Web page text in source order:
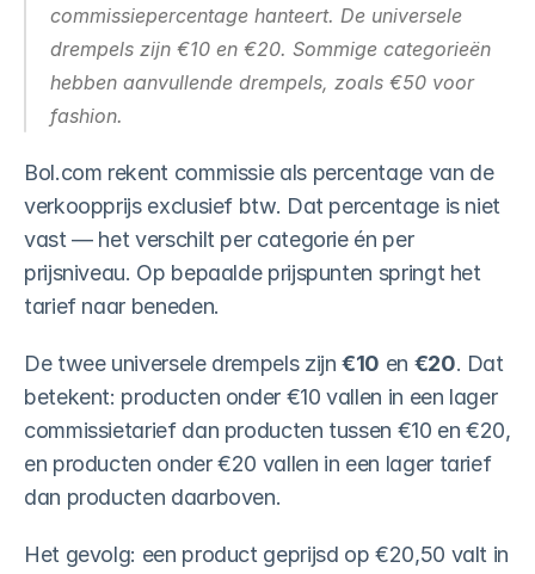
commissiepercentage hanteert. De universele
drempels zijn €10 en €20. Sommige categorieën
hebben aanvullende drempels, zoals €50 voor
fashion.
Bol.com rekent commissie als percentage van de
verkoopprijs exclusief btw. Dat percentage is niet
vast — het verschilt per categorie én per
prijsniveau. Op bepaalde prijspunten springt het
tarief naar beneden.
De twee universele drempels zijn €10 en €20. Dat
betekent: producten onder €10 vallen in een lager
commissietarief dan producten tussen €10 en €20,
en producten onder €20 vallen in een lager tarief
dan producten daarboven.
Het gevolg: een product geprijsd op €20,50 valt in